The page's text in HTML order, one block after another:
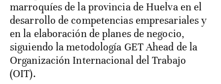
marroquíes de la provincia de Huelva en el
desarrollo de competencias empresariales y
en la elaboración de planes de negocio,
siguiendo la metodología GET Ahead de la
Organización Internacional del Trabajo
(OIT).